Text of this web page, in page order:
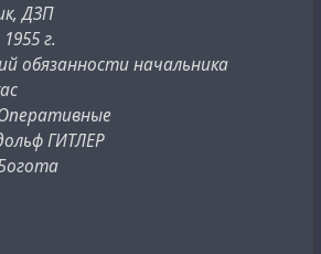
ДЗП
г.
обязанности начальника
ГИТЛЕР